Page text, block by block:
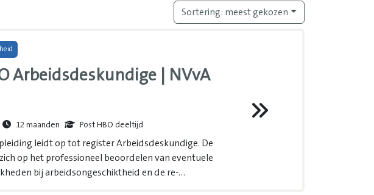
Sortering: meest gekozen
Arbeidsdeskundige | NVvA
12 maanden Post HBO deeltijd
leidt op tot register Arbeidsdeskundige. De
op het professioneel beoordelen van eventuele
bij arbeidsongeschiktheid en de re-